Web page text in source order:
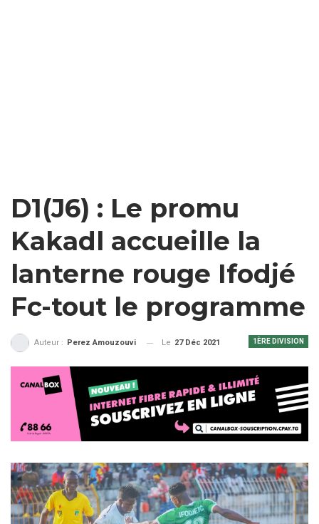
D1(J6) : Le promu
Kakadl accueille la
lanterne rouge Ifodjé
Fc-tout le programme
1ÈRE DIVISION
Auteur : Perez Amouzouvi Le 27 Déc 2021